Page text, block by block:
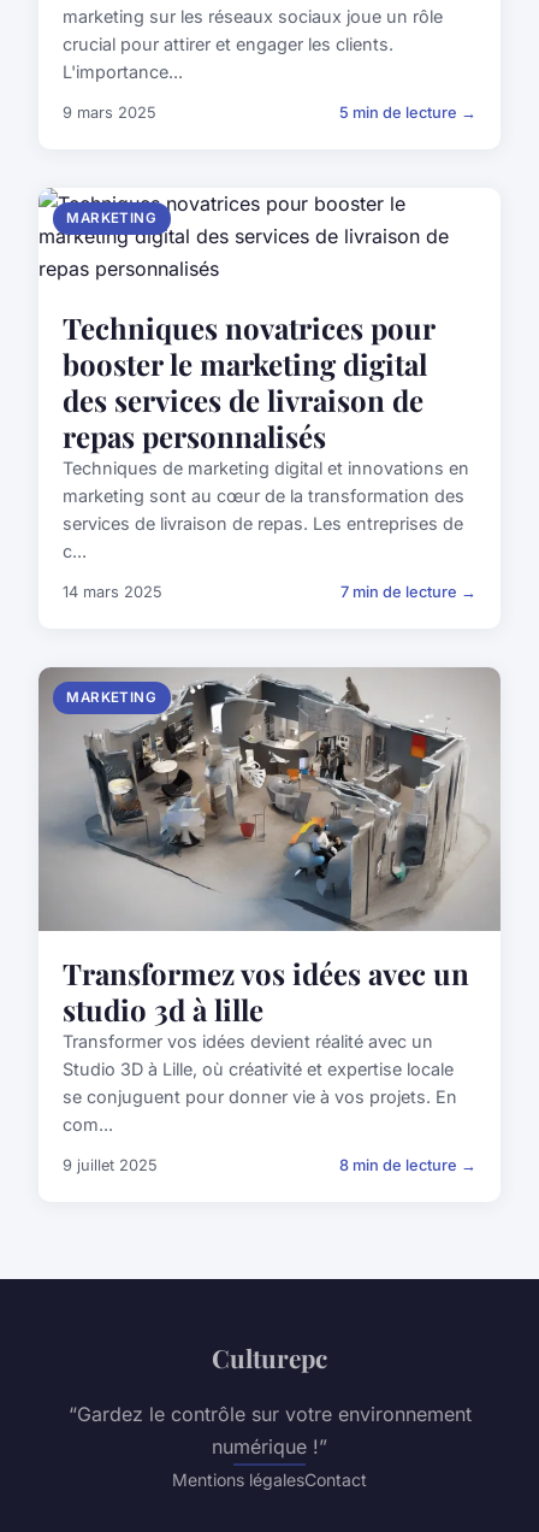
marketing sur les réseaux sociaux joue un rôle
crucial pour attirer et engager les clients.
L'importance...
9 mars 2025 5 min de lecture →
MARKETING
Techniques novatrices pour
booster le marketing digital
des services de livraison de
repas personnalisés
Techniques de marketing digital et innovations en
marketing sont au cœur de la transformation des
services de livraison de repas. Les entreprises de
c...
14 mars 2025 7 min de lecture →
MARKETING
Transformez vos idées avec un
studio 3d à lille
Transformer vos idées devient réalité avec un
Studio 3D à Lille, où créativité et expertise locale
se conjuguent pour donner vie à vos projets. En
com...
9 juillet 2025 8 min de lecture →
Culturepc
“Gardez le contrôle sur votre environnement
numérique !”
Mentions légalesContact